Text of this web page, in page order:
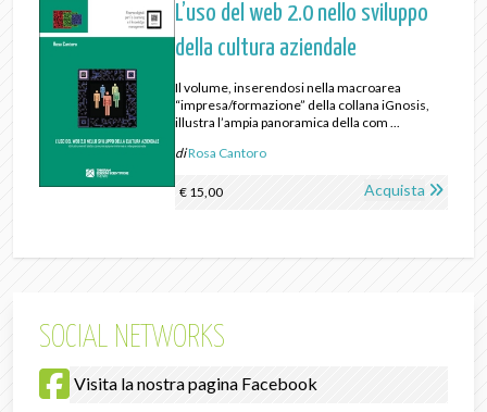
L’uso del web 2.0 nello sviluppo
della cultura aziendale
Il volume, inserendosi nella macroarea
“impresa/formazione” della collana iGnosis,
illustra l’ampia panoramica della com ...
diRosa Cantoro
€ 15,00 Acquista
SOCIAL NETWORKS
Visita la nostra pagina Facebook